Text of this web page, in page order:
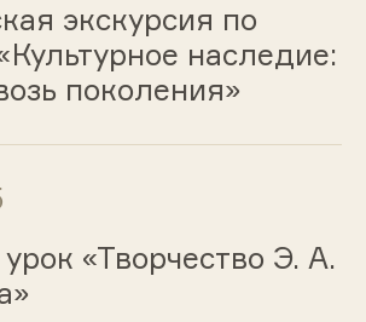
экскурсия по
наследие:
поколения»
«Творчество Э. А.